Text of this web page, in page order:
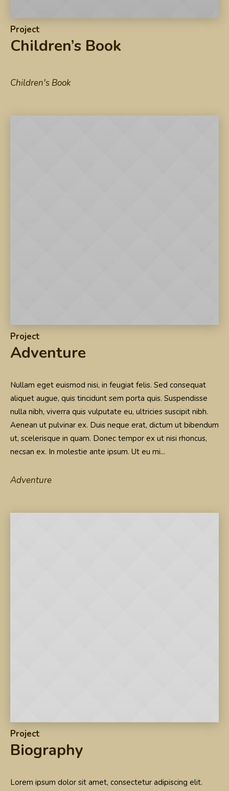
Project
Children’s Book
Children's Book
Project
Adventure
Nullam eget euismod nisi, in feugiat felis. Sed consequat
aliquet augue, quis tincidunt sem porta quis. Suspendisse
nulla nibh, viverra quis vulputate eu, ultricies suscipit nibh.
Aenean ut pulvinar ex. Duis neque erat, dictum ut bibendum
ut, scelerisque in quam. Donec tempor ex ut nisi rhoncus,
necsan ex. In molestie ante ipsum. Ut eu mi...
Adventure
Project
Biography
Lorem ipsum dolor sit amet, consectetur adipiscing elit.